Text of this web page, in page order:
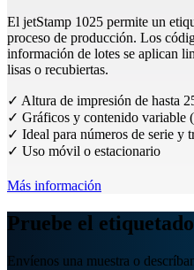
El jetStamp 1025 permite un
proceso de producción. Los
información de lotes se aplican
lisas o recubiertas.
✓ Altura de impresión de hasta
✓ Gráficos y contenido variable
✓ Ideal para números de serie y
✓ Uso móvil o estacionario
Más información
Pruebe el
Envíenos una muestra o